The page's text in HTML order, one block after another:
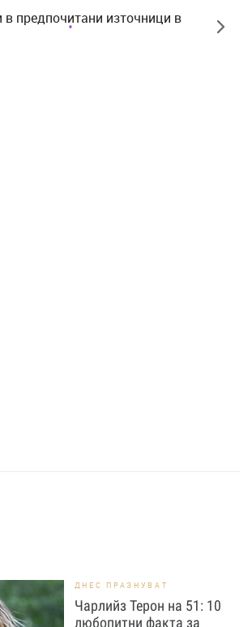
предпочитани източници в
ДНЕС ПРАЗНУВАТ
Чарлийз Терон на 51: 10
любопитни факта за